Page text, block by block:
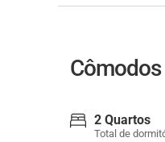
2 Quartos
Total de